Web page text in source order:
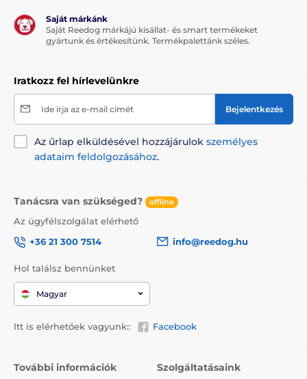
nincs
A csomag tartalma:
Reedog kutyafekhely
A műszaki specifikációk előzetes értesítés nélkül
változhatnak. A képek csak illusztrációk.
A termék a következő kategóriákba sorolt
Házak, fekhelyek
Kistestű kutyáknak
Saját márkánk
Saját Reedog márkájú kisállat- és smart termékeket
gyártunk és értékesítünk. Termékpalettánk széles.
Iratkozz fel hírlevelünkre
Ide írja az e-mail címét Bejelentkezés
Az űrlap elküldésével hozzájárulok személyes
adataim feldolgozásához.
Tanácsra van szükséged? offline
Az ügyfélszolgálat elérhető
+36 21 300 7514
info@reedog.hu
Hol találsz bennünket
Magyar
Itt is elérhetőek vagyunk:: Facebook
További információk Szolgáltatásaink